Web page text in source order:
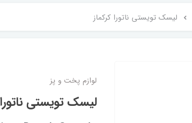
لیسک تویستی ناتورا کرکماز
لوازم پخت و پز
لیسک تویستی